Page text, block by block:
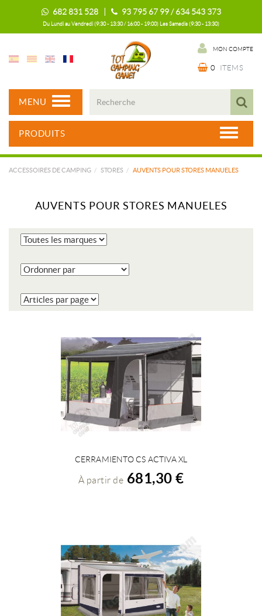
682 831 528 | 93 795 67 99 / 634 543 373
Du Lundi au Vendredi (9:30 - 13:30 / 16:00 - 19:00) Les Samedis (9:30 - 13:30)
MON COMPTE
0 ITEMS
MENU
PRODUITS
ACCESSOIRES DE CAMPING STORES AUVENTS POUR STORES MANUELES
AUVENTS POUR STORES MANUELES
VOIR LES DÉTAILS
CERRAMIENTO CS ACTIVA XL
À partir de 681,30 €